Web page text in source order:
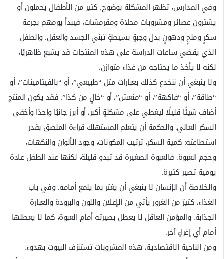
وفي المدارس، تظهر المشكلة بوضوح. كثير من الأطفال يحملون أو
يشترون عصائر ومشروبات محلاة ومقرمشات، فيبدأ يومهم بجرعة
سكرٍ وملحٍ ودهونٍ بدل وجبةٍ بسيطةٍ تبني الجسد والعقل. والطفل
الذي يقضي ساعات الدراسة على هذه المنتجات قد يشبع ظاهريًا،
لكنه لا يأخذ ما يحتاجه من غذاء متوازن.
ولا ينبغي أن ننخدع كذلك بعبارات مثل “طبيعي”، أو “بالفيتامينات”، أو
“طاقة”، أو “فاكهة”، أو “منعش”، أو “خالٍ من كذا”. فقد يكون المنتج
أضاف شيئًا قليلًا ليغطي على مشكلةٍ أكبر، أو أبرز جانبًا واحدًا وأخفى
السكر العالي. والحكمة أن يتعلم المستهلك قراءة الملصق بقدر
استطاعته: كمية السكر، ترتيب المكونات، وجود الألوان والنكهات،
وحجم العبوة. فالعبوة الصغيرة قد تبدو قليلة، لكنها عند الطفل عادة
يومية تصير كثيرة.
والخلاصة أن الإنسان لا ينبغي أن يغتر بما يلمع أمامه. وفي باب
الغذاء، كثيرٌ من الغرور يأتي من الإعلان واللون والبرودة والعبارة
الجذابة. والمؤمن العاقل لا يعطل بصيرته أمام العبوة، كما لا يعطلها
أمام أي إغراءٍ آخر.
ومن الناحية الاقتصادية، هذه المشروبات تستنزف البيوت بهدوء.